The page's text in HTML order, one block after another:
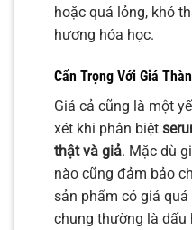
hoặc quá lỏng, khó
hương hóa học.
Cẩn Trọng Với Giá
Giá cả cũng là một
xét khi phân biệt
thật và giả. Mặc dù
nào cũng đảm bảo
sản phẩm có giá
chung thường là dấu